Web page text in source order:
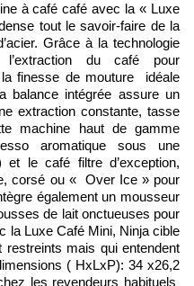
tout le savoir-faire de la
Grâce à la technologie
du café pour
la finesse de mouture idéale
balance intégrée assure un
extraction constante, tasse
machine haut de gamme
aromatique sous une
le café filtre d’exception,
corsé ou « Over Ice » pour
également un mousseur
de lait onctueuses pour
la Luxe Café Mini, Ninja cible
mais qui entendent
( HxLxP): 34 x26,2
les revendeurs habituels